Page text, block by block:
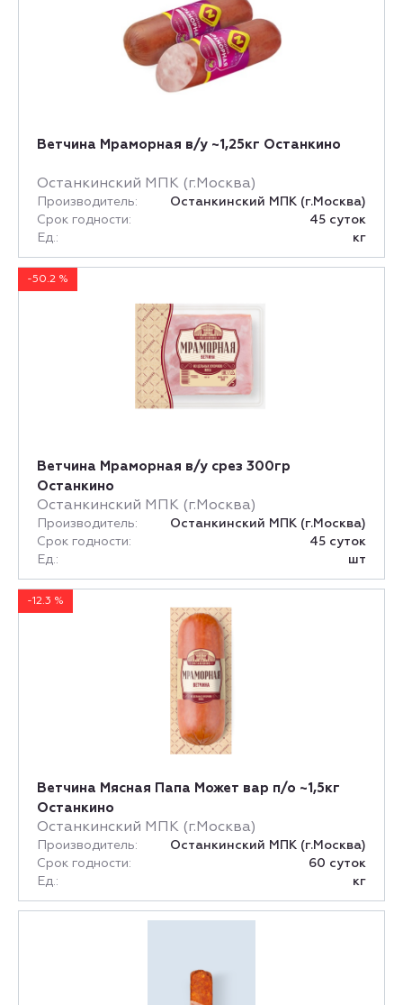
Ветчина Мраморная в/у ~1,25кг Останкино
Останкинский МПК (г.Москва)
Производитель:
Останкинский МПК (г.Москва)
Срок годности:
45 суток
Ед.:
кг
-50.2 %
Ветчина Мраморная в/у срез 300гр
Останкино
Останкинский МПК (г.Москва)
Производитель:
Останкинский МПК (г.Москва)
Срок годности:
45 суток
Ед.:
шт
-12.3 %
Ветчина Мясная Папа Может вар п/о ~1,5кг
Останкино
Останкинский МПК (г.Москва)
Производитель:
Останкинский МПК (г.Москва)
Срок годности:
60 суток
Ед.:
кг